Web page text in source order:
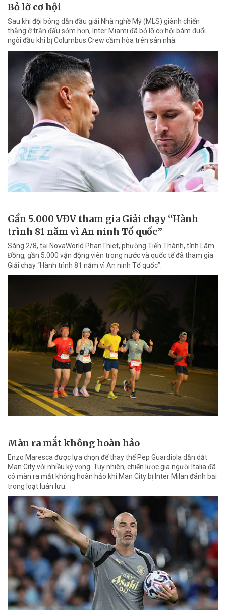
Bỏ lỡ cơ hội
Sau khi đội bóng dẫn đầu giải Nhà nghề Mỹ (MLS) giành chiến
thắng ở trận đấu sớm hơn, Inter Miami đã bỏ lỡ cơ hội bám đuổi
ngôi đầu khi bị Columbus Crew cầm hòa trên sân nhà.
Gần 5.000 VĐV tham gia Giải chạy “Hành
trình 81 năm vì An ninh Tổ quốc”
Sáng 2/8, tại NovaWorld PhanThiet, phường Tiến Thành, tỉnh Lâm
Đồng, gần 5.000 vận động viên trong nước và quốc tế đã tham gia
Giải chạy “Hành trình 81 năm vì An ninh Tổ quốc”.
Màn ra mắt không hoàn hảo
Enzo Maresca được lựa chọn để thay thế Pep Guardiola dẫn dắt
Man City với nhiều kỳ vọng. Tuy nhiên, chiến lược gia người Italia đã
có màn ra mắt không hoàn hảo khi Man City bị Inter Milan đánh bại
trong loạt luân lưu.